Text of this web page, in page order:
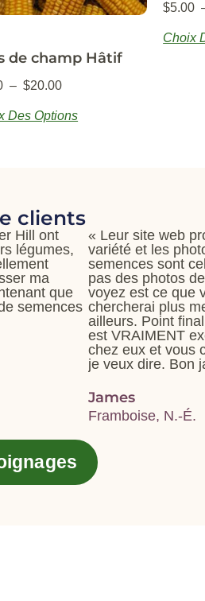
de champ Hâtif
– $20.00
Des Options
$5.00
Choix
clients
Hill ont
légumes,
ma
que
semences
« Leur site web
variété et les
semences sont
pas des photos
voyez est ce que
chercherai plus
ailleurs. Point
est VRAIMENT
chez eux et vous
je veux dire. Bon
James
Framboise, N.-É.